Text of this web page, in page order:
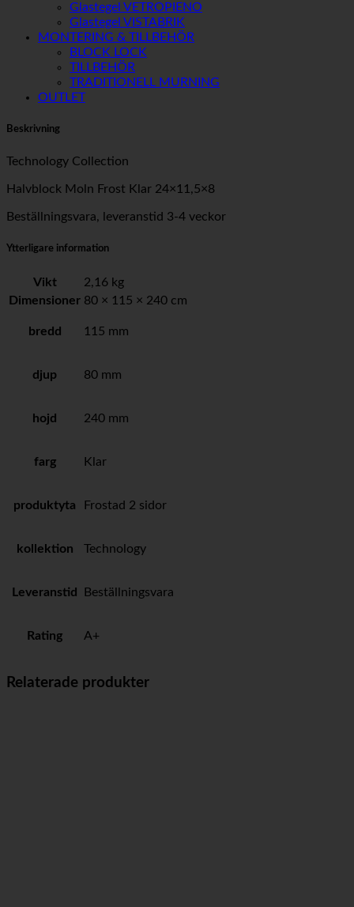
Glastegel VETROPIENO
Glastegel VISTABRIK
MONTERING & TILLBEHÖR
BLOCK LOCK
TILLBEHÖR
TRADITIONELL MURNING
OUTLET
Beskrivning
Technology Collection
Halvblock Moln Frost Klar 24×11,5×8
Beställningsvara, leveranstid 3-4 veckor
Ytterligare information
Vikt
2,16 kg
Dimensioner 80 × 115 × 240 cm
bredd 115 mm
djup 80 mm
hojd 240 mm
farg Klar
produktyta Frostad 2 sidor
kollektion Technology
Leveranstid Beställningsvara
Rating A+
Relaterade produkter